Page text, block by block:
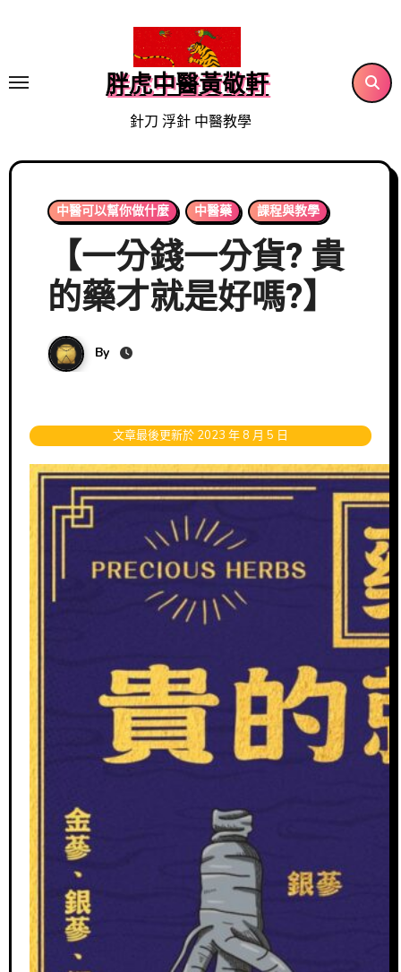
胖虎中醫黃敬軒
針刀 浮針 中醫教學
中醫可以幫你做什麼 中醫藥 課程與教學
【一分錢一分貨? 貴
的藥才就是好嗎?】
By
文章最後更新於 2023 年 8 月 5 日